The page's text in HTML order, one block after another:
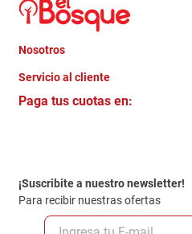
Nosotros
Quienes somos
Trabaja con Nosotros
Servicio al cliente
Crédito Directo
Politica de Privacidad
Políticas y condiciones GiftCard
Paga tus cuotas en:
¡Suscribite a nuestro newsletter!
Para recibir nuestras ofertas